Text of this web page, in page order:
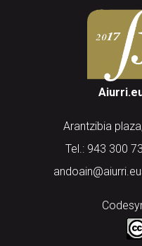
Arantzibia
Tel.: 943 300